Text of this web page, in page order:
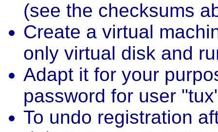
(see the checksums
Create a virtual
only virtual disk and
Adapt it for your
password for user
To undo registration